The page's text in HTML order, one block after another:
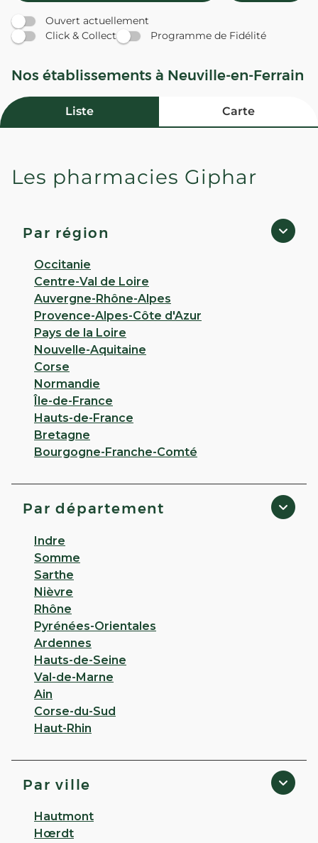
Ouvert actuellement
Click & Collect
Programme de Fidélité
Nos établissements à Neuville-en-Ferrain
Liste Carte
PHARMACIE RAJAN - Neuville
Fermé· Ouvre le 10 août à 09:00
281 RUE DE TOURCOING 59960 Neuville En Ferrain
Appeler
PLUS D'INFO ITINÉRAIRE
CHOISIR CETTE PHARMACIE
Les pharmacies Giphar
Par région
Occitanie
Centre-Val de Loire
Auvergne-Rhône-Alpes
Provence-Alpes-Côte d'Azur
Pays de la Loire
Nouvelle-Aquitaine
Corse
Normandie
Île-de-France
Hauts-de-France
Bretagne
Bourgogne-Franche-Comté
Par département
Indre
Somme
Sarthe
Nièvre
Rhône
Pyrénées-Orientales
Ardennes
Hauts-de-Seine
Val-de-Marne
Ain
Corse-du-Sud
Haut-Rhin
Par ville
Hautmont
Hœrdt